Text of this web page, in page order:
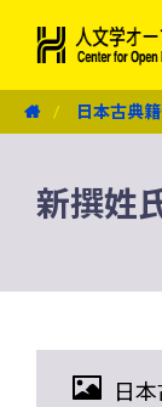
日本古典
新撰姓
日